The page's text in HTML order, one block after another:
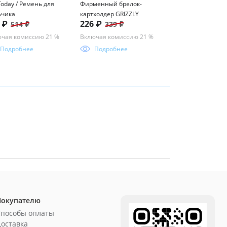
/ Ремень для
₽ 514 ₽
комиссию 21 %
Подробнее
Фирменный брелок-
картхолдер GRIZZLY
226 ₽ 339 ₽
Включая комиссию 21 %
Подробнее
оплаты